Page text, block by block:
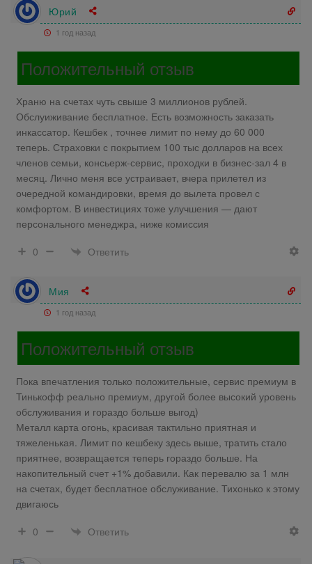
Юрий
1 год назад
Положительный отзыв
Храню на счетах чуть свыше 3 миллионов рублей.
Обслуиживание бесплатное. Есть возможность заказать
инкассатор. Кешбек , точнее лимит по нему до 60 000
теперь. Страховки с покрытием 100 тыс долларов на всех
членов семьи, консьерж-сервис, проходки в бизнес-зал 4 в
месяц. Лично меня все устраивает, вчера прилетел из
очередной командировки, время до вылета провел с
комфортом. В инвестициях тоже улучшения — дают
персонального менеджра, ниже комиссия
0
Ответить
Мия
1 год назад
Положительный отзыв
Пока впечатления только положительные, сервис премиум в
Тинькофф реально премиум, другой более высокий уровень
обслуживания и гораздо больше выгод)
Металл карта огонь, красивая тактильно приятная и
тяжеленькая. Лимит по кешбеку здесь выше, тратить стало
приятнее, возвращается теперь гораздо больше. На
накопительный счет +1% добавили. Как перевалю за 1 млн
на счетах, будет бесплатное обслуживание. Тихонько к этому
двигаюсь
0
Ответить